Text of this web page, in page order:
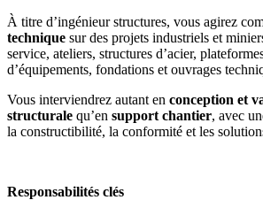
À titre d’ingénieur structures, vous agirez
technique sur des projets industriels et
service, ateliers, structures d’acier,
d’équipements, fondations et ouvrages
Vous interviendrez autant en conception et
structurale qu’en support chantier, avec
la constructibilité, la conformité et les
Responsabilités clés